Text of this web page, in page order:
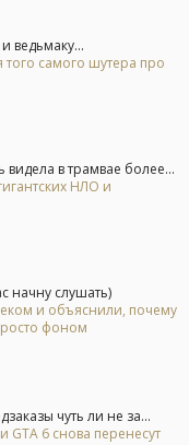
ведьмаку...
самого шутера про
в трамвае более...
НЛО и
начну слушать)
и объяснили, почему
фоном
чуть ли не за...
6 снова перенесут